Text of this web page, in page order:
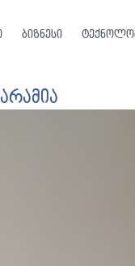
ბიზნესი